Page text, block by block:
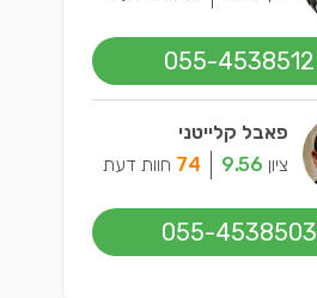
055-4538512
פאבל קלייטני
ציון 9.56
74 חוות דעת
055-4538503